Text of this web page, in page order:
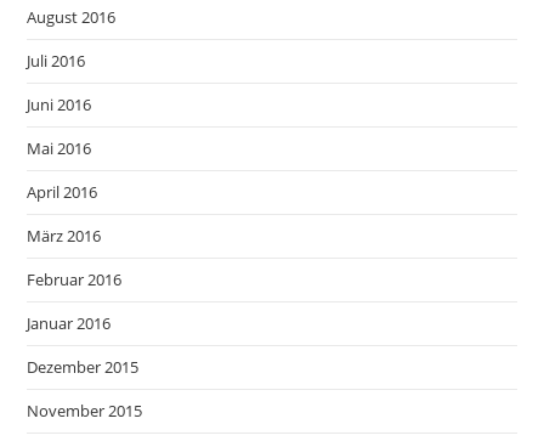
August 2016
Juli 2016
Juni 2016
Mai 2016
April 2016
März 2016
Februar 2016
Januar 2016
Dezember 2015
November 2015